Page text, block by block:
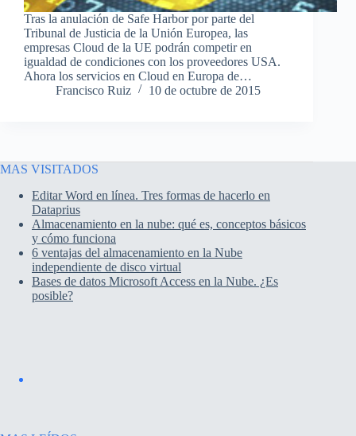
Tras la anulación de Safe Harbor por parte del
Tribunal de Justicia de la Unión Europea, las
empresas Cloud de la UE podrán competir en
igualdad de condiciones con los proveedores USA.
Ahora los servicios en Cloud en Europa de…
Francisco Ruiz
10 de octubre de 2015
MAS VISITADOS
Editar Word en línea. Tres formas de hacerlo en
Dataprius
Almacenamiento en la nube: qué es, conceptos básicos
y cómo funciona
6 ventajas del almacenamiento en la Nube
independiente de disco virtual
Bases de datos Microsoft Access en la Nube. ¿Es
posible?